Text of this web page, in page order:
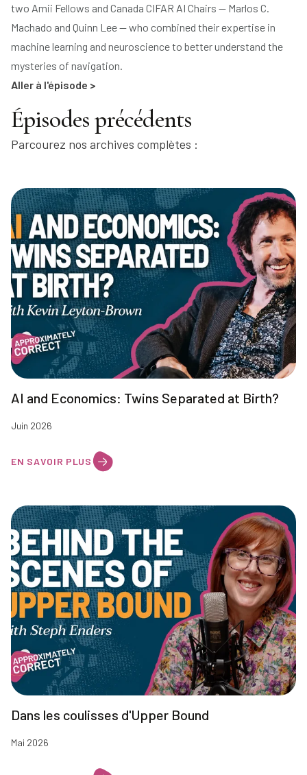
two Amii Fellows and Canada CIFAR AI Chairs — Marlos C.
Machado and Quinn Lee — who combined their expertise in
machine learning and neuroscience to better understand the
mysteries of navigation.
Aller à l'épisode >
Épisodes précédents
Parcourez nos archives complètes :
AI and Economics: Twins Separated at Birth?
Juin 2026
EN SAVOIR PLUS
Dans les coulisses d'Upper Bound
Mai 2026